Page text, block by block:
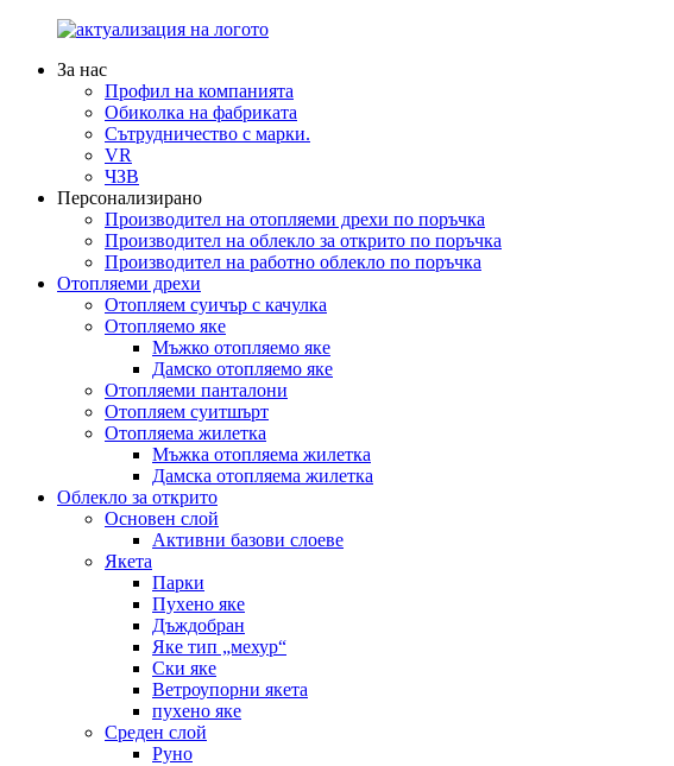
За нас
Профил на компанията
Обиколка на фабриката
Сътрудничество с марки.
VR
ЧЗВ
Персонализирано
Производител на отопляеми дрехи по поръчка
Производител на облекло за открито по поръчка
Производител на работно облекло по поръчка
Отопляеми дрехи
Отопляем суичър с качулка
Отопляемо яке
Мъжко отопляемо яке
Дамско отопляемо яке
Отопляеми панталони
Отопляем суитшърт
Отопляема жилетка
Мъжка отопляема жилетка
Дамска отопляема жилетка
Облекло за открито
Основен слой
Активни базови слоеве
Якета
Парки
Пухено яке
Дъждобран
Яке тип „мехур“
Ски яке
Ветроупорни якета
пухено яке
Среден слой
Руно